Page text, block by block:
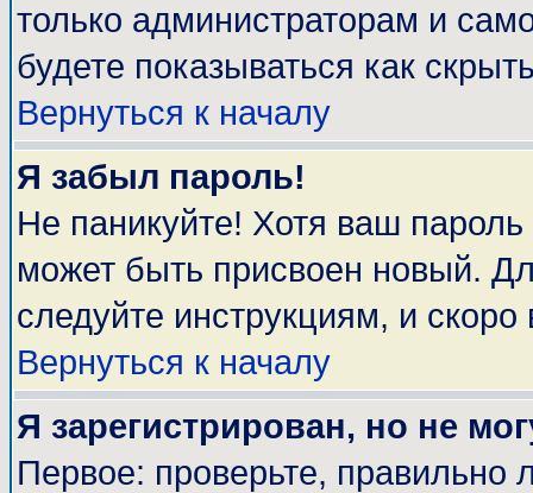
только администраторам и
будете показываться как
Вернуться к началу
Я забыл пароль!
Не паникуйте! Хотя ваш
может быть присвоен новый.
следуйте инструкциям, и
Вернуться к началу
Я зарегистрирован, но не
Первое: проверьте, правильно